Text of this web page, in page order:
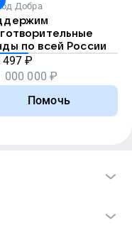
Добра
по всей России
497 ₽
000 000 ₽
Помочь